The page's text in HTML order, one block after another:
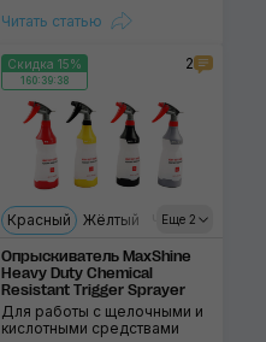
Читать статью
Скидка 15%
160:39:38
2
Еще 2
Красный Жёлтый Чёрный
Опрыскиватель MaxShine
Heavy Duty Chemical
Resistant Trigger Sprayer
Для работы с щелочными и
кислотными средствами